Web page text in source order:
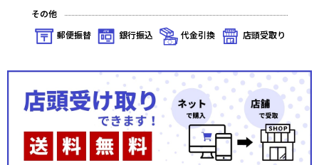
その他
郵便振替
銀行振込 代金引換 店頭受取り